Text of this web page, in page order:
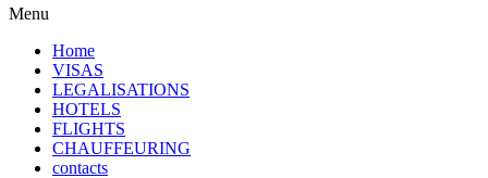
Menu
Home
VISAS
LEGALISATIONS
HOTELS
FLIGHTS
CHAUFFEURING
contacts